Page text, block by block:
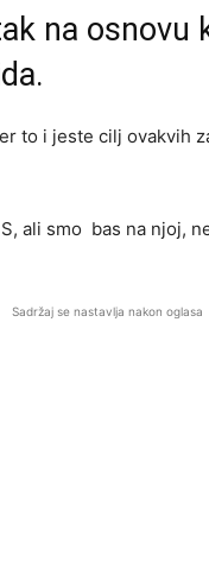
na osnovu
to i jeste cilj ovakvih
ali smo bas na njoj,
Sadržaj se nastavlja nakon oglasa